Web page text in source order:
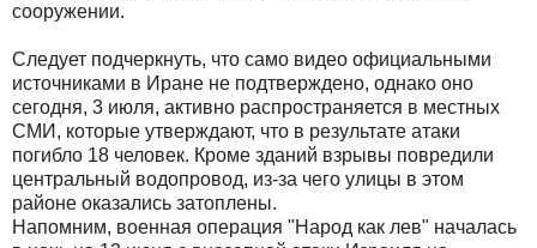
сооружении.
Следует подчеркнуть, что само видео официальными
источниками в Иране не подтверждено, однако оно
сегодня, 3 июля, активно распространяется в местных
СМИ, которые утверждают, что в результате атаки
погибло 18 человек. Кроме зданий взрывы повредили
центральный водопровод, из-за чего улицы в этом
районе оказались затоплены.
Напомним, военная операция "Народ как лев" началась